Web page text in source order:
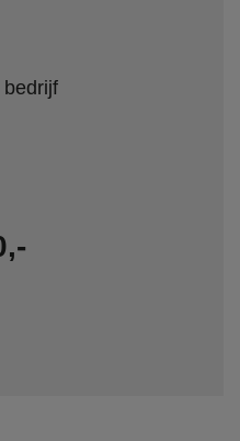
bedrijf